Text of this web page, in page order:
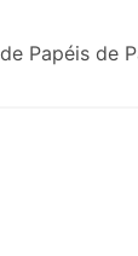
Papéis de